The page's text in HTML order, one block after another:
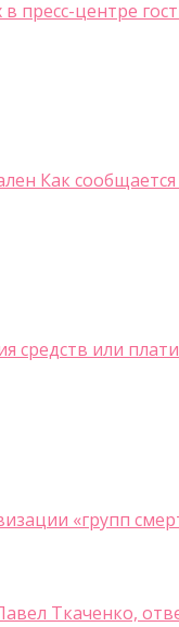
центре
Как
или
«групп
Ткаченко,